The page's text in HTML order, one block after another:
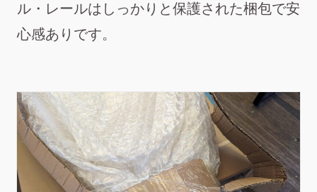
ル・レールはしっかりと保護された梱包で安
心感ありです。